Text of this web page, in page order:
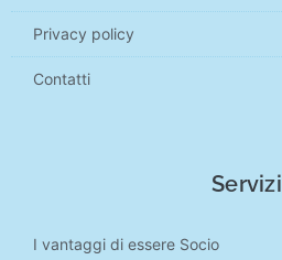
Privacy policy
Contatti
Servizi
I vantaggi di essere Socio